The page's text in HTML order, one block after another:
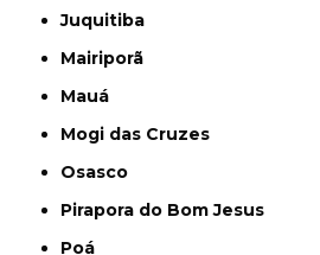
Juquitiba
Mairiporã
Mauá
Mogi das Cruzes
Osasco
Pirapora do Bom Jesus
Poá